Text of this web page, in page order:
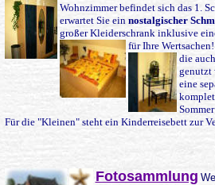
Wohnzimmer befindet sich das 1.
erwartet Sie ein nostalgischer
großer Kleiderschrank inklusive
für Ihre
die
genutzt
eine
Für die "Kleinen" steht ein Kinderreisebett zur
Fotosammlung